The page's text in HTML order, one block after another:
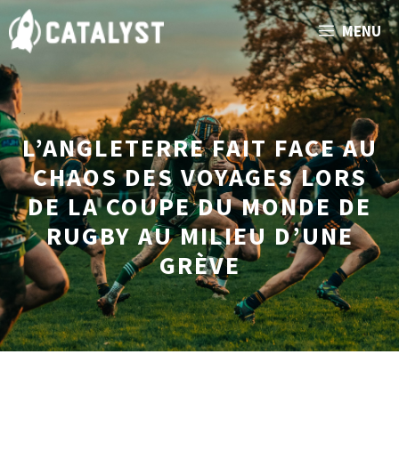
Aller
au
contenu
MENU
L’ANGLETERRE FAIT FACE AU
CHAOS DES VOYAGES LORS
DE LA COUPE DU MONDE DE
RUGBY AU MILIEU D’UNE
GRÈVE